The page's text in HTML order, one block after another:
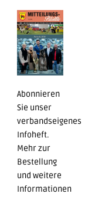
Abonnieren
Sie unser
verbandseigenes
Infoheft.
Mehr zur
Bestellung
und weitere
Informationen